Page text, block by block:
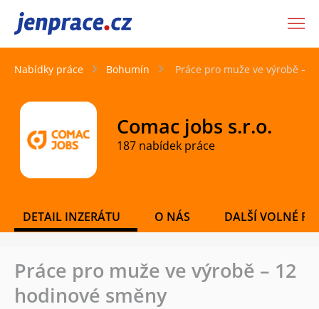
JenPráce.cz
Nabídky práce Bohumín Práce pro muže ve výrobě –
Comac jobs s.r.o.
187 nabídek práce
DETAIL INZERÁTU O NÁS DALŠÍ VOLNÉ
Práce pro muže ve výrobě – 12
hodinové směny